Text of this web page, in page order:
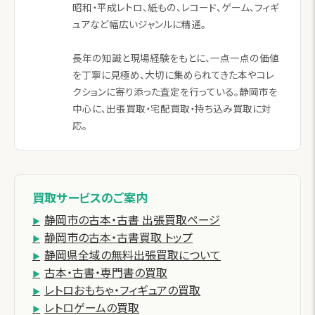
昭和・平成レトロ、紙もの、レコード、ゲーム、フィギ
ュアなど幅広いジャンルに精通。
長年の知識と現場経験をもとに、一点一点の価値
を丁寧に見極め、大切に集められてきた本やコレ
クションに寄り添った査定を行っている。静岡市を
中心に、出張買取・宅配買取・持ち込み買取に対
応。
買取サービスのご案内
静岡市の古本・古書 出張買取ページ
静岡市の古本・古書買取 トップ
静岡県全域の無料出張買取について
古本・古書・専門書の買取
レトロおもちゃ・フィギュアの買取
レトロゲームの買取